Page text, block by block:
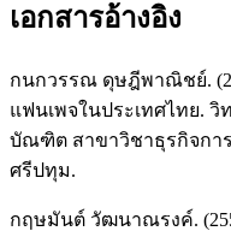
เอกสารอ้างอิง
กนกวรรณ ดุษฎีพาณิชย์.
แฟนเพจในประเทศไทย.
บัณฑิต สาขาวิชาธุรกิจกา
ศรีปทุม.
กฤษมันต์ วัฒนาณรงค์.